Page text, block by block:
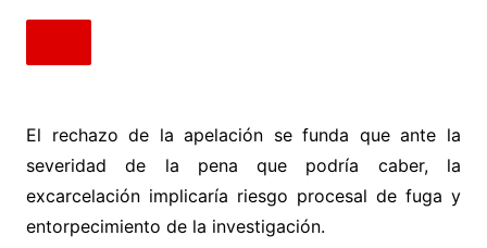
El rechazo de la apelación se funda que ante la
severidad de la pena que podría caber, la
excarcelación implicaría riesgo procesal de fuga y
entorpecimiento de la investigación.